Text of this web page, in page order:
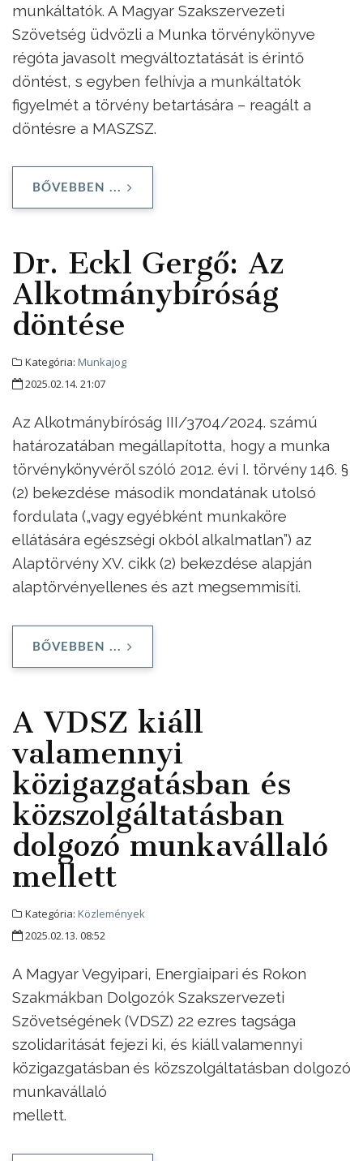
munkáltatók. A Magyar Szakszervezeti
Szövetség üdvözli a Munka törvénykönyve
régóta javasolt megváltoztatását is érintő
döntést, s egyben felhívja a munkáltatók
figyelmét a törvény betartására – reagált a
döntésre a MASZSZ.
BŐVEBBEN ...
Dr. Eckl Gergő: Az
Alkotmánybíróság
döntése
Kategória: Munkajog
2025.02.14. 21:07
Az Alkotmánybíróság III/3704/2024. számú
határozatában megállapította, hogy a munka
törvénykönyvéről szóló 2012. évi I. törvény 146. §
(2) bekezdése második mondatának utolsó
fordulata („vagy egyébként munkaköre
ellátására egészségi okból alkalmatlan”) az
Alaptörvény XV. cikk (2) bekezdése alapján
alaptörvényellenes és azt megsemmisíti.
BŐVEBBEN ...
A VDSZ kiáll
valamennyi
közigazgatásban és
közszolgáltatásban
dolgozó munkavállaló
mellett
Kategória: Közlemények
2025.02.13. 08:52
A Magyar Vegyipari, Energiaipari és Rokon
Szakmákban Dolgozók Szakszervezeti
Szövetségének (VDSZ) 22 ezres tagsága
szolidaritását fejezi ki, és kiáll valamennyi
közigazgatásban és közszolgáltatásban dolgozó
munkavállaló
mellett.